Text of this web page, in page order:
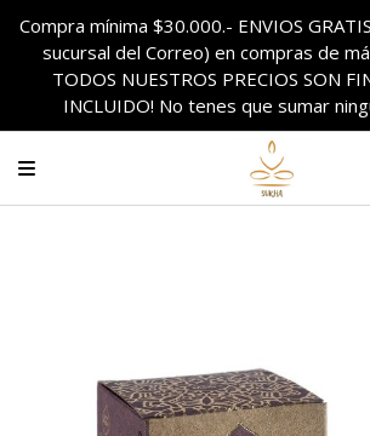
Compra mínima $30.000.- ENVIOS
sucursal del Correo) en compras de
TODOS NUESTROS PRECIOS SON
INCLUIDO! No tenes que sumar